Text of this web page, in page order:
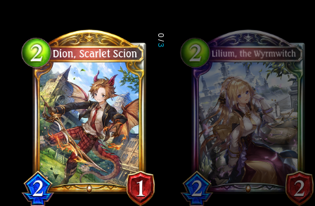
0
/
3